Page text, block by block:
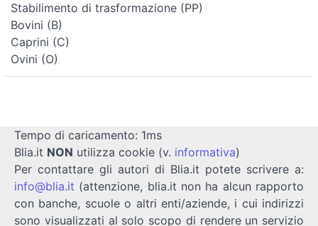
Stabilimento di trasformazione (PP)
Bovini (B)
Caprini (C)
Ovini (O)
Tempo di caricamento: 1ms
Blia.it NON utilizza cookie (v. informativa)
Per contattare gli autori di Blia.it potete scrivere a:
info@blia.it (attenzione, blia.it non ha alcun rapporto
con banche, scuole o altri enti/aziende, i cui indirizzi
sono visualizzati al solo scopo di rendere un servizio